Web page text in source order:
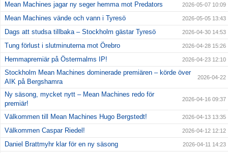
Mean Machines jagar ny seger hemma mot Predators 2026-05-07 10:09
Mean Machines vände och vann i Tyresö 2026-05-05 13:43
Dags att studsa tillbaka – Stockholm gästar Tyresö 2026-04-30 14:53
Tung förlust i slutminuterna mot Örebro 2026-04-28 15:26
Hemmapremiär på Östermalms IP! 2026-04-23 12:10
Stockholm Mean Machines dominerade premiären – körde över
AIK på Bergshamra
2026-04-22
Ny säsong, mycket nytt – Mean Machines redo för
premiär!
2026-04-16 09:37
Välkommen till Mean Machines Hugo Bergstedt! 2026-04-13 13:35
Välkommen Caspar Riedel! 2026-04-12 12:12
Daniel Brattmyhr klar för en ny säsong 2026-04-11 14:23